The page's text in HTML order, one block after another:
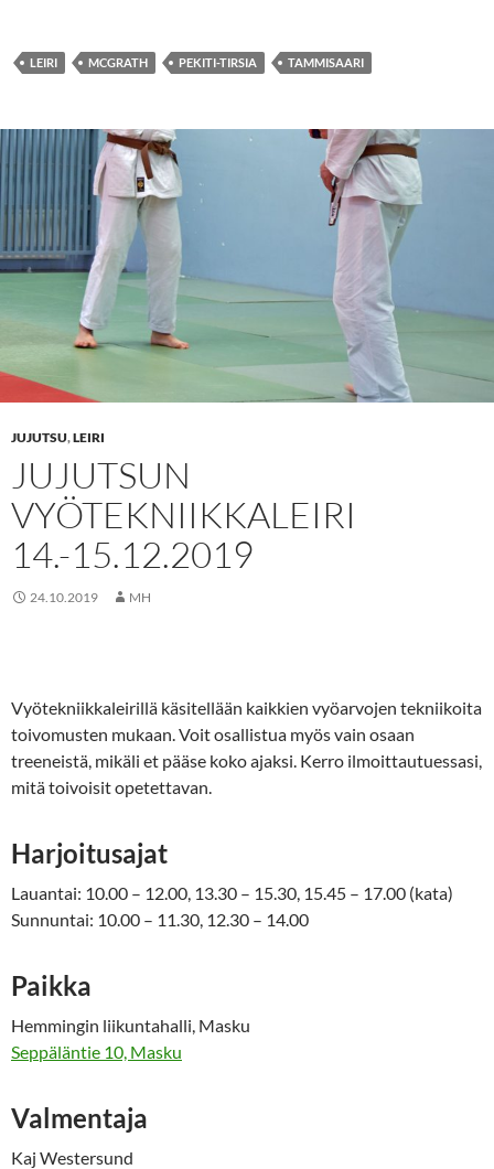
LEIRI MCGRATH PEKITI-TIRSIA TAMMISAARI
JUJUTSU,LEIRI
JUJUTSUN
VYÖTEKNIIKKALEIRI
14.-15.12.2019
24.10.2019 MH
Vyötekniikkaleirillä käsitellään kaikkien vyöarvojen tekniikoita
toivomusten mukaan. Voit osallistua myös vain osaan
treeneistä, mikäli et pääse koko ajaksi. Kerro ilmoittautuessasi,
mitä toivoisit opetettavan.
Harjoitusajat
Lauantai: 10.00 – 12.00, 13.30 – 15.30, 15.45 – 17.00 (kata)
Sunnuntai: 10.00 – 11.30, 12.30 – 14.00
Paikka
Hemmingin liikuntahalli, Masku
Seppäläntie 10, Masku
Valmentaja
Kaj Westersund